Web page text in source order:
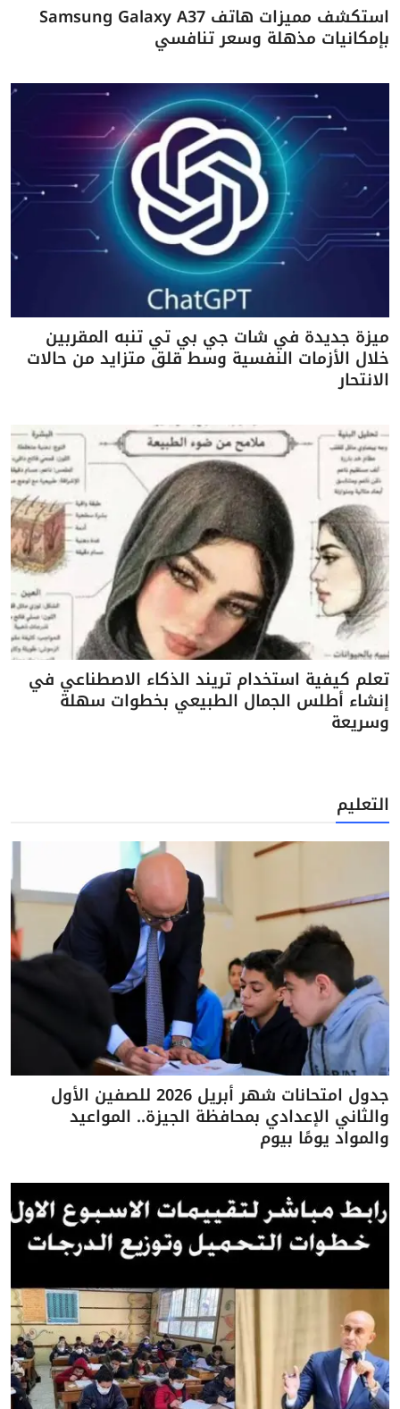
استكشف مميزات هاتف Samsung Galaxy A37
بإمكانيات مذهلة وسعر تنافسي
ميزة جديدة في شات جي بي تي تنبه المقربين
خلال الأزمات النفسية وسط قلق متزايد من حالات
الانتحار
تعلم كيفية استخدام تريند الذكاء الاصطناعي في
إنشاء أطلس الجمال الطبيعي بخطوات سهلة
وسريعة
التعليم
جدول امتحانات شهر أبريل 2026 للصفين الأول
والثاني الإعدادي بمحافظة الجيزة.. المواعيد
والمواد يومًا بيوم